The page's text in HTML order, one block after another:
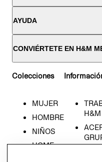
AYUDA
CONVIÉRTETE EN H&M
Colecciones
MUJER
HOMBRE
NIÑOS
HOME
H&M